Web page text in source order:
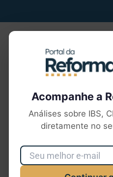
Acompanhe a
Análises sobre IBS,
diretamente no